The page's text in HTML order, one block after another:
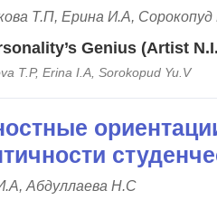
Т.П, Ерина И.А,
Genius (Artist
T.P, Erina I.A, Sorokopud Yu.V
Абдуллаева Н.С